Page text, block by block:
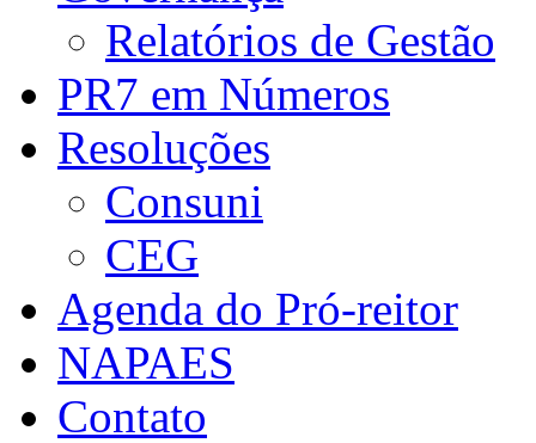
Relatórios de Gestão
PR7 em Números
Resoluções
Consuni
CEG
Agenda do Pró-reitor
NAPAES
Contato